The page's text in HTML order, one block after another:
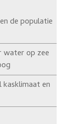
de populatie
water op zee
kasklimaat en